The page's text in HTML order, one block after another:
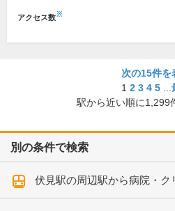
アクセス数※
次の15件を
1 2 3 4 5
駅から近い順に1,299
別の条件で検索
伏見駅の周辺駅から病院・ク